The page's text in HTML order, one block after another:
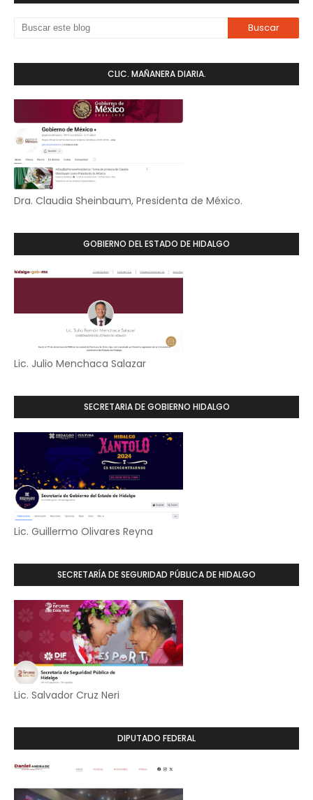
CLIC. MAÑANERA DIARIA.
Dra. Claudia Sheinbaum, Presidenta de México.
GOBIERNO DEL ESTADO DE HIDALGO
Lic. Julio Menchaca Salazar
SECRETARIA DE GOBIERNO HIDALGO
Lic. Guillermo Olivares Reyna
SECRETARÍA DE SEGURIDAD PÚBLICA DE HIDALGO
Lic. Salvador Cruz Neri
DIPUTADO FEDERAL